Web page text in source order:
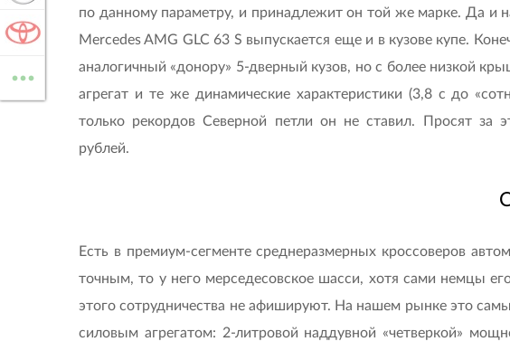
по данному параметру, и принадлежит он той же марке. Да и
Mercedes AMG GLC 63 S выпускается еще и в кузове купе.
аналогичный «донору» 5-дверный кузов, но с более низкой
агрегат и те же динамические характеристики (3,8 с до
только рекордов Северной петли он не ставил. Просят за
рублей.
Есть в премиум-сегменте среднеразмерных кроссоверов
точным, то у него мерседесовское шасси, хотя сами немцы
этого сотрудничества не афишируют. На нашем рынке это
силовым агрегатом: 2-литровой наддувной «четверкой»
TOYOTA
...